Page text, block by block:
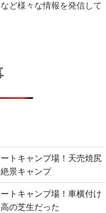
ど様々な情報を発信して
トキャンプ場！天売焼尻
景キャンプ
トキャンプ場！車横付け
の芝生だった